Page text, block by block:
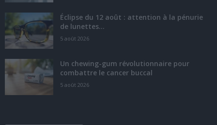
Éclipse du 12 août : attention à la pénurie
de lunettes...
5 août 2026
Un chewing-gum révolutionnaire pour
combattre le cancer buccal
5 août 2026